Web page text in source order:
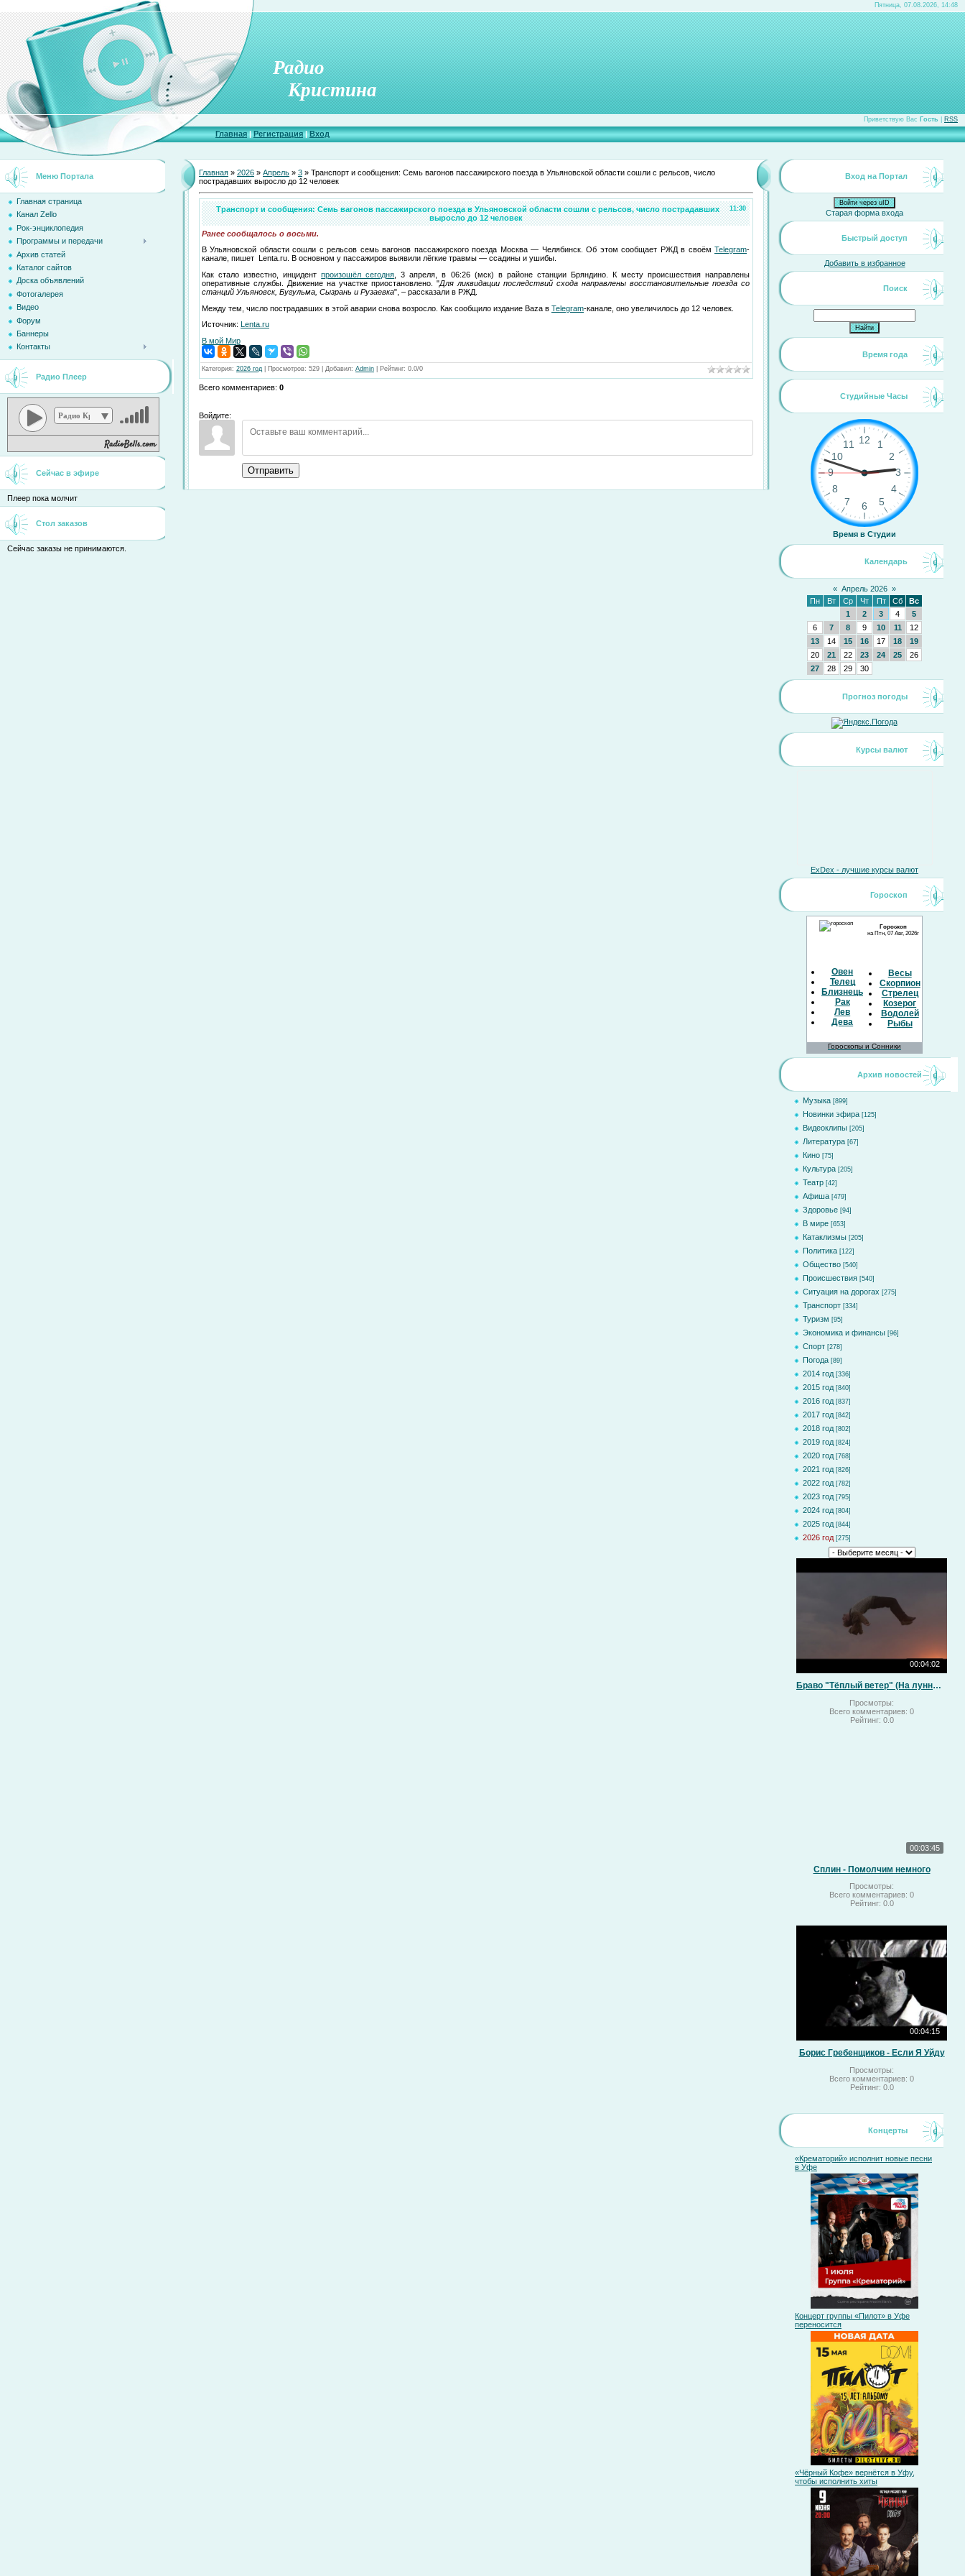
Пятница, 07.08.2026, 14:48
Радио
Кристина
Приветствую Вас Гость RSS
Главная|Регистрация|Вход
Меню Портала
Главная страница
Канал Zello
Рок-энциклопедия
Программы и передачи
Архив статей
Каталог сайтов
Доска объявлений
Фотогалерея
Видео
Форум
Баннеры
Контакты
Радио Плеер
Радио Кристина
Сейчас в эфире
Плеер пока молчит
Стол заказов
Сейчас заказы не принимаются.
Главная » 2026 » Апрель » 3 » Транспорт и сообщения: Семь вагонов пассажирского поезда в Ульяновской области сошли с рельсов, число
пострадавших выросло до 12 человек
11:30
Транспорт и сообщения: Семь вагонов пассажирского поезда в Ульяновской области сошли с рельсов, число пострадавших
выросло до 12 человек
Ранее сообщалось о восьми.
В Ульяновской области сошли с рельсов семь вагонов пассажирского поезда Москва — Челябинск. Об этом сообщает РЖД в своём Telegram-
канале, пишет Lenta.ru. В основном у пассажиров выявили лёгкие травмы — ссадины и ушибы.
Как стало известно, инцидентпроизошёл сегодня , 3 апреля, в 06:26 (мск) в районе станции Бряндино. К месту происшествия направлены
оперативные службы. Движение на участке приостановлено. "Для ликвидации последствий схода направлены восстановительные поезда со
станций Ульяновск, Бугульма, Сызрань и Рузаевка", – рассказали в РЖД.
Между тем, число пострадавших в этой аварии снова возросло. Как сообщило издание Baza в Telegram-канале, оно увеличилось до 12 человек.
Источник:
Lenta.ru
В мой Мир
Категория: 2026 год Просмотров: 529 Добавил: Admin Рейтинг: 0.0/0
Всего комментариев: 0
Войдите:
Отправить
Вход на Портал
Войти через uID
Старая форма входа
Быстрый доступ
Добавить в избранное
Поиск
Время года
Студийные Часы
Время в Студии
Календарь
« Апрель 2026 »
Пн
Вт Ср Чт Пт Сб
Вс
1
2 3 4
5
6
7 8 9 10 11
12
13
14 15 16 17 18
19
20
21 22 23 24 25
26
27
28 29 30
Прогноз погоды
Курсы валют
ExDex - лучшие курсы валют
Гороскоп
Гороскоп
на Птн, 07 Авг, 2026г
Овен
Телец
Близнецы
Рак
Лев
Дева
Весы
Скорпион
Стрелец
Козерог
Водолей
Рыбы
Гороскопы и Сонники
Архив новостей
Музыка [899]
Новинки эфира [125]
Видеоклипы [205]
Литература [67]
Кино [75]
Культура [205]
Театр [42]
Афиша [479]
Здоровье [94]
В мире [653]
Катаклизмы [205]
Политика [122]
Общество [540]
Происшествия [540]
Ситуация на дорогах [275]
Транспорт [334]
Туризм [95]
Экономика и финансы [96]
Спорт [278]
Погода [89]
2014 год [336]
2015 год [840]
2016 год [837]
2017 год [842]
2018 год [802]
2019 год [824]
2020 год [768]
2021 год [826]
2022 год [782]
2023 год [795]
2024 год [804]
2025 год [844]
2026 год [275]
00:04:02
Браво "Тёплый ветер" (На лунный свет)
Просмотры:
Всего комментариев: 0
Рейтинг: 0.0
00:03:45
Сплин - Помолчим немного
Просмотры:
Всего комментариев: 0
Рейтинг: 0.0
00:04:15
Борис Гребенщиков - Если Я Уйду
Просмотры:
Всего комментариев: 0
Рейтинг: 0.0
Концерты
«Крематорий» исполнит новые песни
в Уфе
Концерт группы «Пилот» в Уфе
переносится
«Чёрный Кофе» вернётся в Уфу,
чтобы исполнить хиты